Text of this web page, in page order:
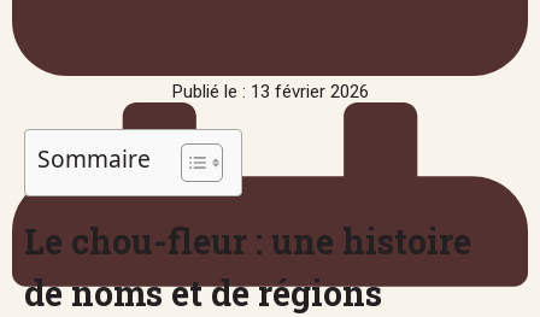
Publié le : 13 février 2026
Sommaire
Le chou-fleur : une histoire
de noms et de régions